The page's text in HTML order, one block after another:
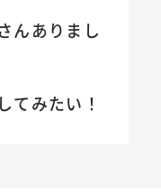
んありまし
てみたい！